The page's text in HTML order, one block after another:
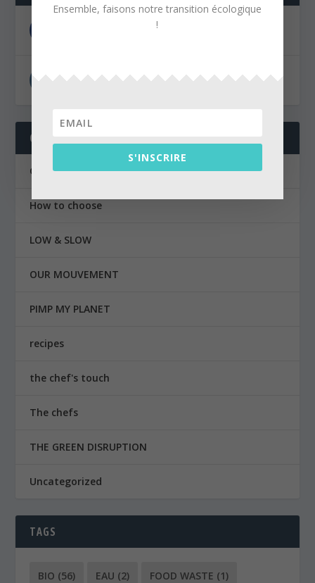
CATEGORIES
Green tip
How to choose
LOW & SLOW
OUR MOUVEMENT
PIMP MY PLANET
recipes
the chef's touch
The chefs
THE GREEN DISRUPTION
Uncategorized
TAGS
BIO (56) EAU (2) FOOD WASTE (1)
Ensemble, faisons notre transition écologique
!
S'INSCRIRE